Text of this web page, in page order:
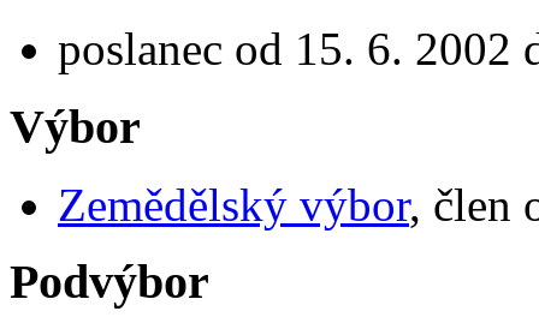
poslanec od 15. 6. 2002
Výbor
Zemědělský výbor, člen
Podvýbor